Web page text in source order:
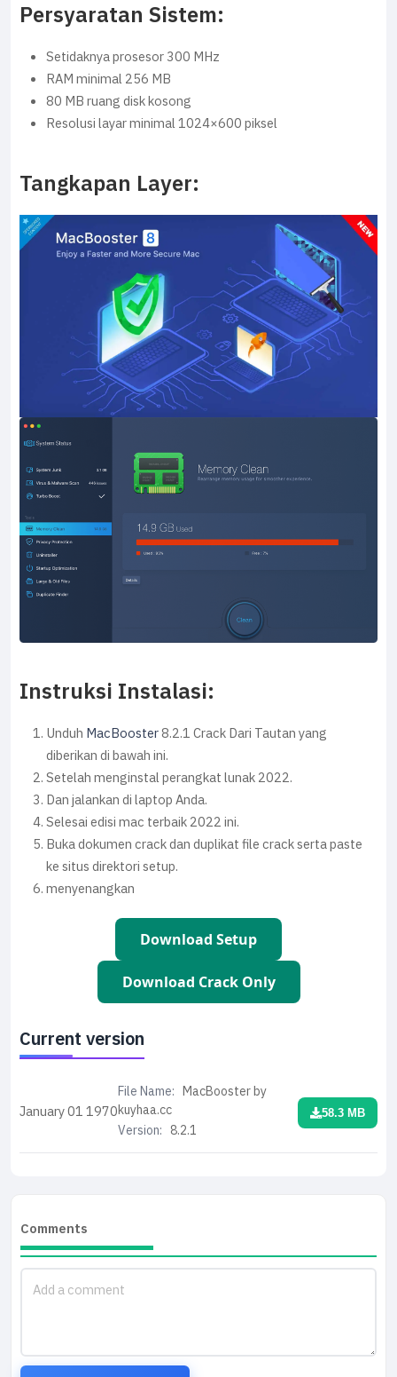
Persyaratan Sistem:
Setidaknya prosesor 300 MHz
RAM minimal 256 MB
80 MB ruang disk kosong
Resolusi layar minimal 1024×600 piksel
Tangkapan Layer:
Instruksi Instalasi:
Unduh MacBooster8.2.1 Crack Dari Tautan yang
diberikan di bawah ini.
Setelah menginstal perangkat lunak 2022.
Dan jalankan di laptop Anda.
Selesai edisi mac terbaik 2022 ini.
Buka dokumen crack dan duplikat file crack serta paste
ke situs direktori setup.
menyenangkan
Download Setup
Download Crack Only
Current version
January 011970
File Name: MacBooster by
kuyhaa.cc
Version: 8.2.1
58.3 MB
Comments